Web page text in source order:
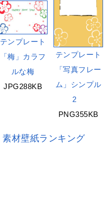
テンプレート
「梅」カラフ
ルな梅
JPG288KB
テンプレート
「写真フレー
ム」シンプル
2
PNG355KB
素材壁紙ランキング